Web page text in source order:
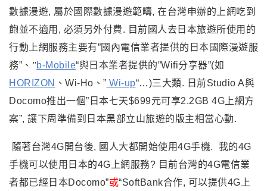
數據漫遊, 屬於國際數據漫遊範疇, 在台灣申辦的上網吃到
飽並不適用, 必須另外付費. 目前國人去日本旅遊所使用的
行動上網服務主要有”國內電信業者提供的日本國際漫遊服
務” 、”b-Mobile“與日本業者提供的”Wifi分享器”(如
HORIZON 、Wi-Ho 、” Wi-up“…)三大類. 日前Studio A與
Docomo推出一個”日本七天$699元可享2.2GB 4G上網方
案”, 讓下周準備到日本黑部立山旅遊的版主相當心動.
隨著台灣4G開台後, 國人大都開始使用4G手機. 我的4G
手機可以使用日本的4G上網服務? 目前台灣的4G電信業
者都已經日本Docomo”或“SoftBank合作, 可以提供4G上